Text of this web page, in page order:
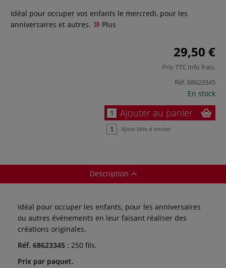
Idéal pour occuper vos enfants le mercredi, pour les
anniversaires et autres.
Plus
29,50 €
Prix TTC Info frais.
Réf. 68623345
En stock
Ajouter au panier
Ajout liste d'envies
Description
Idéal pour occuper les enfants pour les anniversaires
ou autres événements en leur faisant réaliser des
créations originales.
Réf. 68623345 : 250 fils.
Prix par paquet.